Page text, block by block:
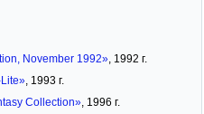
November 1992», 1992 г.
, 1993 г.
Collection», 1996 г.